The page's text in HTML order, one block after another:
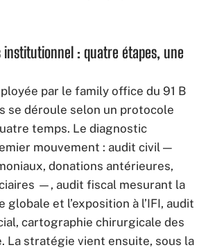
institutionnel : quatre étapes, une
par le family office du 91 B
se déroule selon un protocole
temps. Le diagnostic
mouvement : audit civil —
donations antérieures,
—, audit fiscal mesurant la
globale et l’exposition à l’IFI, audit
cartographie chirurgicale des
La stratégie vient ensuite, sous la